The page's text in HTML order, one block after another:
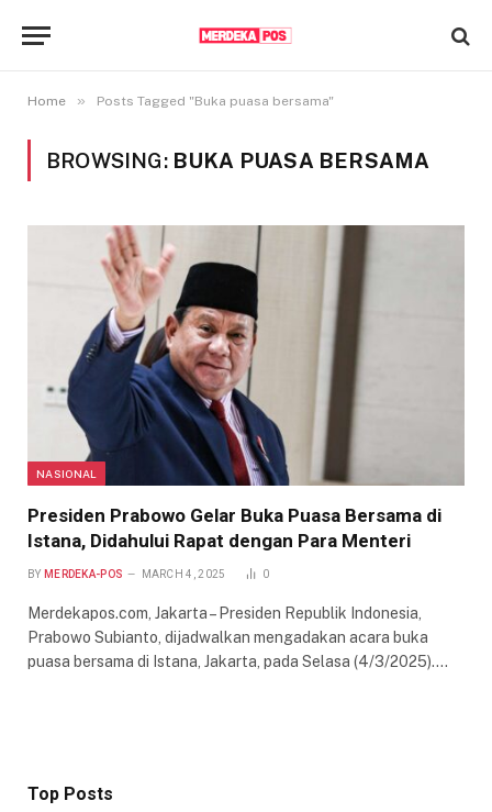
Home » Posts Tagged "Buka puasa bersama"
BROWSING: BUKA PUASA BERSAMA
NASIONAL
Presiden Prabowo Gelar Buka Puasa Bersama di
Istana, Didahului Rapat dengan Para Menteri
BY MERDEKA-POS MARCH 4, 2025 0
Merdekapos.com, Jakarta – Presiden Republik Indonesia,
Prabowo Subianto, dijadwalkan mengadakan acara buka
puasa bersama di Istana, Jakarta, pada Selasa (4/3/2025).…
Top Posts